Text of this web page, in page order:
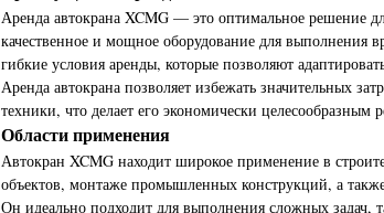
Аренда автокрана XCMG — это оптимальное решение
качественное и мощное оборудование для выполнения
гибкие условия аренды, которые позволяют
Аренда автокрана позволяет избежать значительных
техники, что делает его экономически целесообразным
Области применения
Автокран XCMG находит широкое применение в
объектов, монтаже промышленных конструкций, а
Он идеально подходит для выполнения сложных задач,